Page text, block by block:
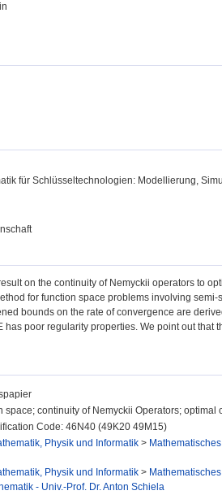
für Schlüsseltechnologien: Modellierung,
on the continuity of Nemyckii operators to
for function space problems involving
bounds on the rate of convergence are
poor regularity properties. We point out that
space; continuity of Nemyckii Operators;
Code: 46N40 (49K20 49M15)
Physik und Informatik >
Physik und Informatik >
- Univ.-Prof. Dr. Anton Schiela